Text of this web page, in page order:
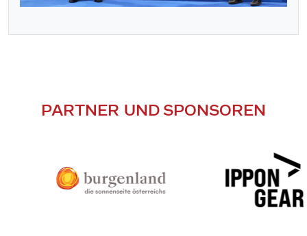
PARTNER UND SPONSOREN